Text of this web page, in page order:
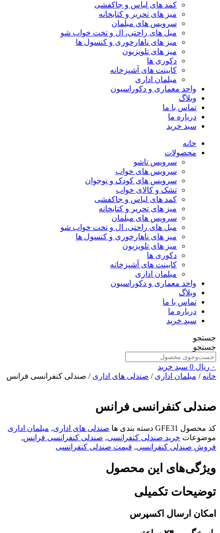
کمد های لباس و جاکفشی
میز های تحریر و کتابخانه
سرویس های مبلمان
مبل های راحتی، ال و تخت خواب شو
میز های ناهارخوری و کنسول ها
میز های تلویزیون
دکوری ها
کابینت های آشپزخانه
مبلمان اداری
واحد معماری و دکوراسیون
وبلاگ
تماس با ما
درباره ما
سبد خرید
خانه
محصولات
سرویس تاشو
سرویس های خواب
سرویس های کودک و نوجوان
تشک و کالای خواب
کمد های لباس و جاکفشی
میز های تحریر و کتابخانه
سرویس های مبلمان
مبل های راحتی، ال و تخت خواب شو
میز های ناهارخوری و کنسول ها
میز های تلویزیون
دکوری ها
کابینت های آشپزخانه
مبلمان اداری
واحد معماری و دکوراسیون
وبلاگ
تماس با ما
درباره ما
سبد خرید
جستجو
جستجو
۰ ریال 0 سبد خرید
خانه / مبلمان اداری / صندلی های اداری / صندلی کنفرانسی فرانس
صندلی کنفرانسی فرانس
کد محصول GFE31 دسته بندی ها صندلی های اداری, مبلمان اداری
موضوعات خرید صندلی کنفرانسی, صندلی کنفرانسی فرانس,
فروش صندلی کنفرانسی, قیمت صندلی کنفرانسی
ویژگی‌های این محصول
توضیحات تکمیلی
امکان ارسال اکسپرس